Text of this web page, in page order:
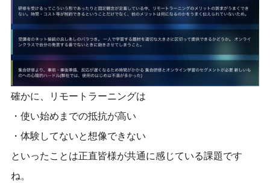
確かに、リモートラーニングは
・使い始めまでの抵抗が高い
・体験してないと想像できない
といったことは正直皆様が共通に感じている課題です
ね。